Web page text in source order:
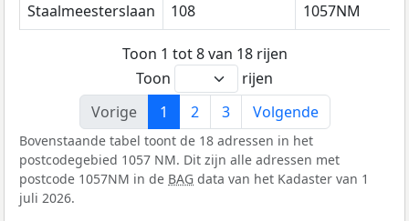
Staalmeesterslaan
108 1057NM
Toon 1 tot 8 van 18 rijen
Toon
rijen
Vorige
1 2 3 Volgende
Bovenstaande tabel toont de 18 adressen in het
postcodegebied 1057 NM. Dit zijn alle adressen met
postcode 1057NM in de BAG data van het Kadaster van 1
juli 2026.